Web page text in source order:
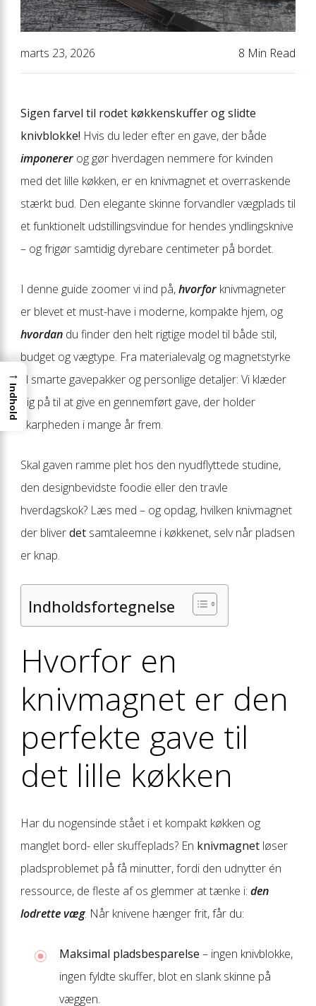
marts 23, 2026 8 Min Read
Sigen farvel til rodet køkkenskuffer og slidte
knivblokke! Hvis du leder efter en gave, der både
imponerer og gør hverdagen nemmere for kvinden
med det lille køkken, er en knivmagnet et overraskende
stærkt bud. Den elegante skinne forvandler vægplads til
et funktionelt udstillingsvindue for hendes yndlingsknive
– og frigør samtidig dyrebare centimeter på bordet.
I denne guide zoomer vi ind på,hvorfor knivmagneter
er blevet et must-have i moderne, kompakte hjem, og
hvordan du finder den helt rigtige model til både stil,
budget og vægtype. Fra materialevalg og magnetstyrke
til smarte gavepakker og personlige detaljer: Vi klæder
dig på til at give en gennemført gave, der holder
skarpheden i mange år frem.
Skal gaven ramme plet hos den nyudflyttede studine,
den designbevidste foodie eller den travle
hverdagskok? Læs med – og opdag, hvilken knivmagnet
der bliverdet samtaleemne i køkkenet, selv når pladsen
er knap.
Indholdsfortegnelse
Hvorfor en
knivmagnet er den
perfekte gave til
det lille køkken
Har du nogensinde stået i et kompakt køkken og
manglet bord- eller skuffeplads? En knivmagnet løser
pladsproblemet på få minutter, fordi den udnytter én
ressource, de fleste af os glemmer at tænke i: den
lodrette væg. Når knivene hænger frit, får du:
Maksimal pladsbesparelse – ingen knivblokke,
ingen fyldte skuffer, blot en slank skinne på
væggen.
→
Indhold